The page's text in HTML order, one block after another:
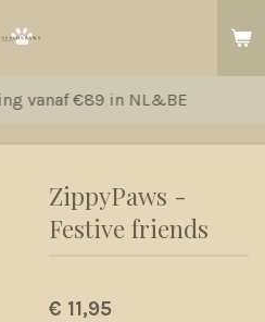
vanaf €89 in NL&BE
ZippyPaws -
Festive friends
€ 11,95